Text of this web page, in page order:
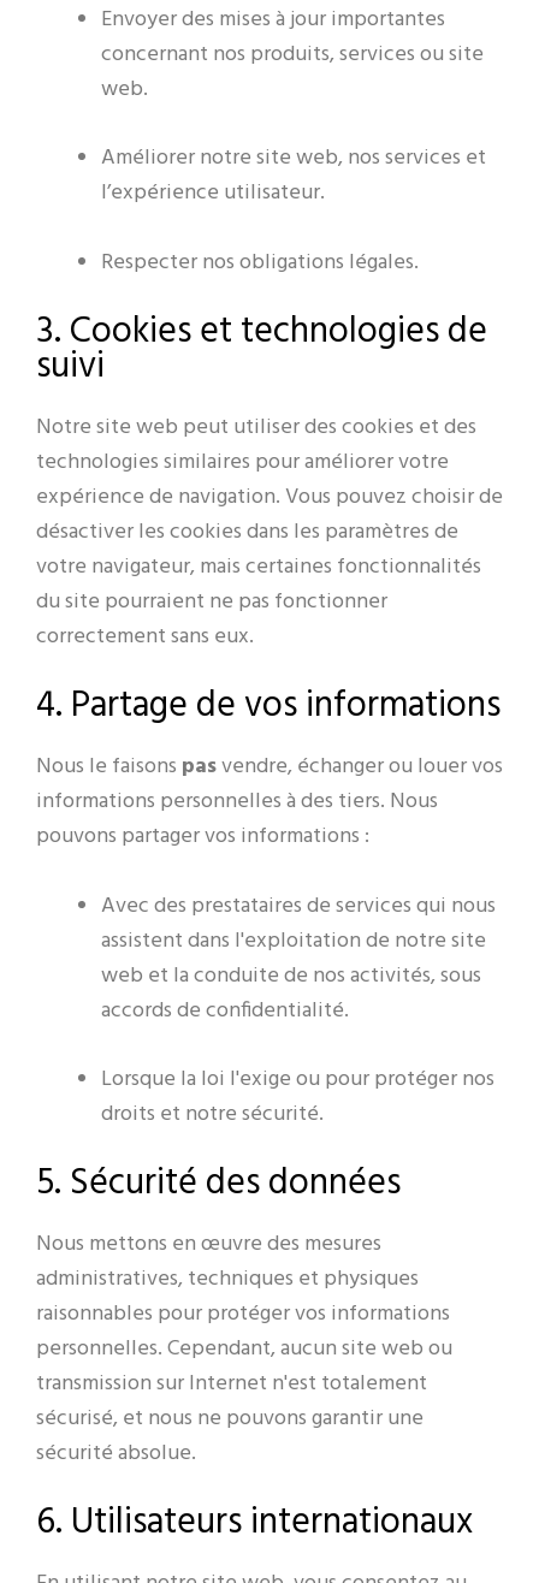
Envoyer des mises à jour importantes
concernant nos produits, services ou site
web.
Améliorer notre site web, nos services et
l’expérience utilisateur.
Respecter nos obligations légales.
3. Cookies et technologies de
suivi
Notre site web peut utiliser des cookies et des
technologies similaires pour améliorer votre
expérience de navigation. Vous pouvez choisir de
désactiver les cookies dans les paramètres de
votre navigateur, mais certaines fonctionnalités
du site pourraient ne pas fonctionner
correctement sans eux.
4. Partage de vos informations
Nous le faisons pasvendre, échanger ou louer vos
informations personnelles à des tiers. Nous
pouvons partager vos informations :
Avec des prestataires de services qui nous
assistent dans l'exploitation de notre site
web et la conduite de nos activités, sous
accords de confidentialité.
Lorsque la loi l'exige ou pour protéger nos
droits et notre sécurité.
5. Sécurité des données
Nous mettons en œuvre des mesures
administratives, techniques et physiques
raisonnables pour protéger vos informations
personnelles. Cependant, aucun site web ou
transmission sur Internet n'est totalement
sécurisé, et nous ne pouvons garantir une
sécurité absolue.
6. Utilisateurs internationaux